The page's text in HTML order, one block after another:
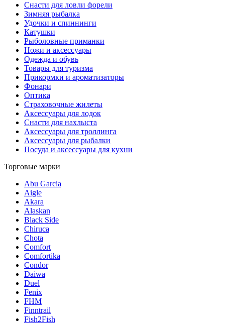
Снасти для ловли форели
Зимняя рыбалка
Удочки и спиннинги
Катушки
Рыболовные приманки
Ножи и аксессуары
Одежда и обувь
Товары для туризма
Прикормки и ароматизаторы
Фонари
Оптика
Страховочные жилеты
Аксессуары для лодок
Снасти для нахлыста
Аксессуары для троллинга
Аксессуары для рыбалки
Посуда и аксессуары для кухни
Торговые марки
Abu Garcia
Aigle
Akara
Alaskan
Black Side
Chiruca
Chota
Comfort
Comfortika
Condor
Daiwa
Duel
Fenix
FHM
Finntrail
Fish2Fish